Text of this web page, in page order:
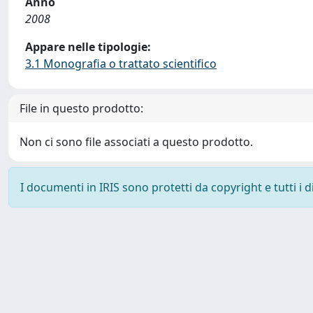
2008
Appare nelle tipologie:
3.1 Monografia o trattato scientifico
File in questo prodotto:
Non ci sono file associati a questo prodotto.
I documenti in IRIS sono protetti da copyright e tutti i